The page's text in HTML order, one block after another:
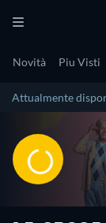
Novità Piu Visti
Attualmente